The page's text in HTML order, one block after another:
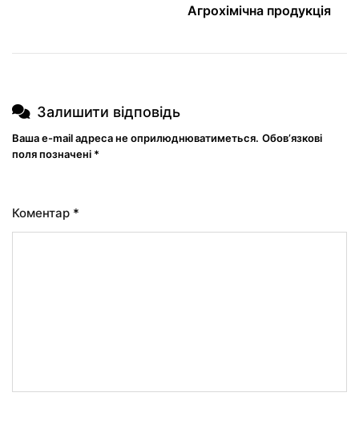
Агрохімічна продукція
Залишити відповідь
Ваша e-mail адреса не оприлюднюватиметься. Обов’язкові
поля позначені *
Коментар *